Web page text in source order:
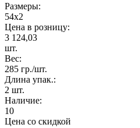
Размеры:
54x2
Цена в розницу:
3 124,03
шт.
Вес:
285 гр./шт.
Длина упак.:
2 шт.
Наличие:
10
Цена со скидкой